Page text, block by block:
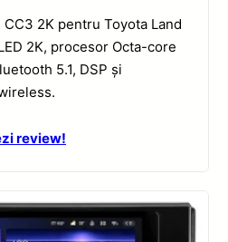
2K pentru Toyota Land
2K, procesor Octa-core
5.1, DSP și
review!